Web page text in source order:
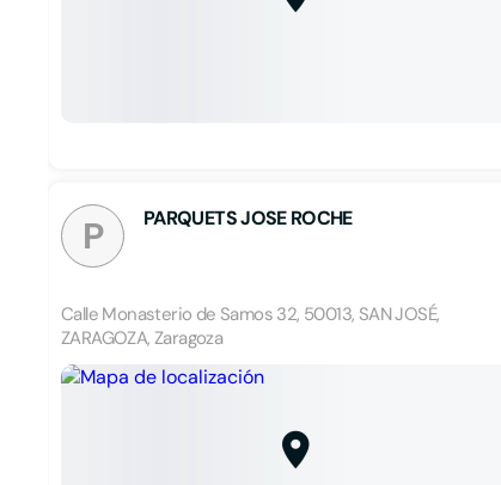
P PARQUETS JOSE ROCHE
Calle Monasterio de Samos 32, 50013, SAN JOSÉ,
ZARAGOZA, Zaragoza